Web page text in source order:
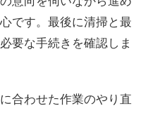
です。最後に清掃と最
要な手続きを確認しま
合わせた作業のやり直